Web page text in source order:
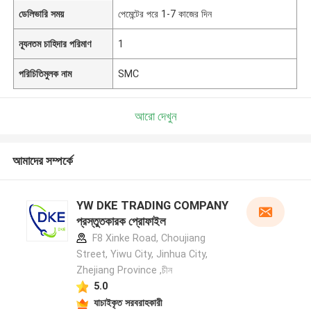
ডেলিভারি সময় পেমেন্টের পরে 1-7 কাজের দিন
ন্যূনতম চাহিদার পরিমাণ 1
পরিচিতিমুলক নাম SMC
আরো দেখুন
আমাদের সম্পর্কে
YW DKE TRADING COMPANY
প্রস্তুতকারক প্রোফাইল
F8 Xinke Road, Choujiang
Street, Yiwu City, Jinhua City,
Zhejiang Province ,চীন
5.0
যাচাইকৃত সরবরাহকারী